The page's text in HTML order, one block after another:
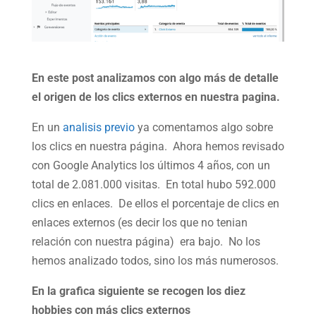
En este post analizamos con algo más de detalle
el origen de los clics externos en nuestra pagina.
En un analisis previoya comentamos algo sobre
los clics en nuestra página. Ahora hemos revisado
con Google Analytics los últimos 4 años, con un
total de 2.081.000 visitas. En total hubo 592.000
clics en enlaces. De ellos el porcentaje de clics en
enlaces externos (es decir los que no tenian
relación con nuestra página) era bajo. No los
hemos analizado todos, sino los más numerosos.
En la grafica siguiente se recogen los diez
hobbies con más clics externos